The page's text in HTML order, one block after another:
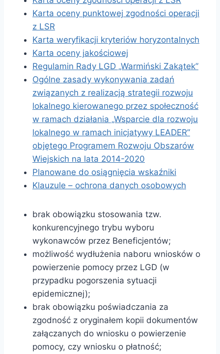
Karta oceny punktowej zgodności operacji
z LSR
Karta weryfikacji kryteriów horyzontalnych
Karta oceny jakościowej
Regulamin Rady LGD „Warmiński Zakątek”
Ogólne zasady wykonywania zadań
związanych z realizacją strategii rozwoju
lokalnego kierowanego przez społeczność
w ramach działania „Wsparcie dla rozwoju
lokalnego w ramach inicjatywy LEADER”
objętego Programem Rozwoju Obszarów
Wiejskich na lata 2014-2020
Planowane do osiągnięcia wskaźniki
Klauzule – ochrona danych osobowych
brak obowiązku stosowania tzw.
konkurencyjnego trybu wyboru
wykonawców przez Beneficjentów;
możliwość wydłużenia naboru wniosków o
powierzenie pomocy przez LGD (w
przypadku pogorszenia sytuacji
epidemicznej);
brak obowiązku poświadczania za
zgodność z oryginałem kopii dokumentów
załączanych do wniosku o powierzenie
pomocy, czy wniosku o płatność;